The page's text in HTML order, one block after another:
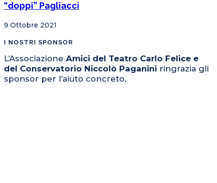
“doppi” Pagliacci
9 Ottobre 2021
I NOSTRI SPONSOR
L’Associazione Amici del Teatro Carlo Felice e
del Conservatorio Niccolò Paganini ringrazia gli
sponsor per l’aiuto concreto.